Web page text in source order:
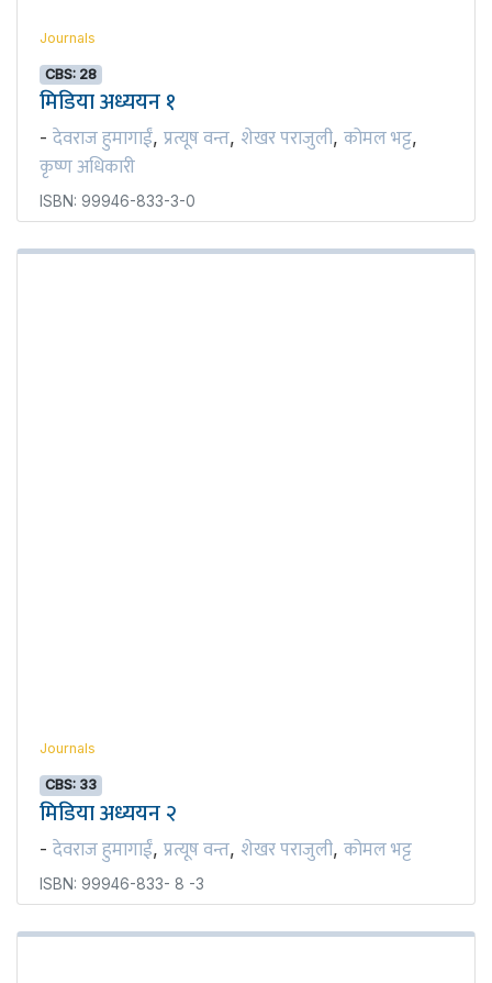
Journals
CBS: 28
मिडिया अध्ययन १
- देवराज हुमागाईं, प्रत्यूष वन्त, शेखर पराजुली, कोमल भट्ट,
कृष्ण अधिकारी
ISBN: 99946-833-3-0
Journals
CBS: 33
मिडिया अध्ययन २
- देवराज हुमागाईं, प्रत्यूष वन्त, शेखर पराजुली, कोमल भट्ट
ISBN: 99946-833- 8 -3